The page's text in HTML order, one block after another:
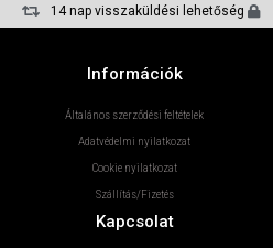
14 nap visszaküldési lehetőség
Információk
Általános szerződési feltételek
Adatvédelmi nyilatkozat
Cookie nyilatkozat
Szállítás/Fizetés
Kapcsolat